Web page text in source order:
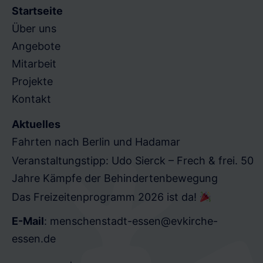
d
e
p
t
.
Startseite
Über uns
Angebote
Mitarbeit
Projekte
Kontakt
Aktuelles
Fahrten nach Berlin und Hadamar
Veranstaltungstipp: Udo Sierck – Frech & frei. 50
Jahre Kämpfe der Behindertenbewegung
Das Freizeitenprogramm 2026 ist da!
E-Mail: menschenstadt-essen@evkirche-
essen.de